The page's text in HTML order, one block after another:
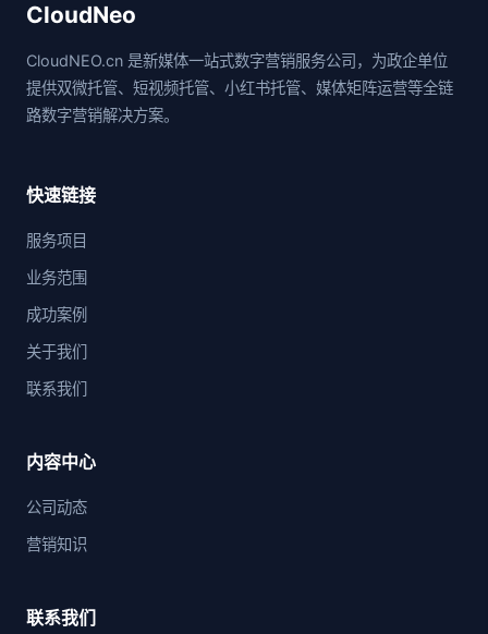
CloudNeo
CloudNEO.cn 是新媒体一站式数字营销服务公司，为政企单位
提供双微托管、短视频托管、小红书托管、媒体矩阵运营等全链
路数字营销解决方案。
快速链接
服务项目
业务范围
成功案例
关于我们
联系我们
内容中心
公司动态
营销知识
联系我们